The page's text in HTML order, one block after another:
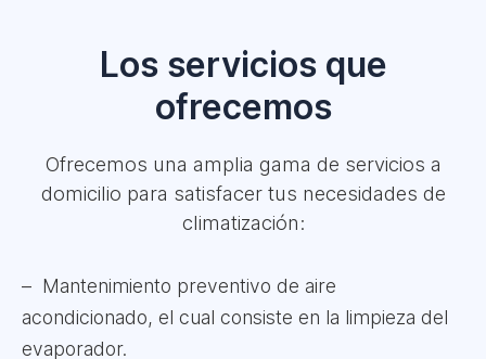
Los servicios que
ofrecemos
Ofrecemos una amplia gama de servicios a
domicilio para satisfacer tus necesidades de
climatización:
Mantenimiento preventivo de aire
acondicionado, el cual consiste en la limpieza del
evaporador.